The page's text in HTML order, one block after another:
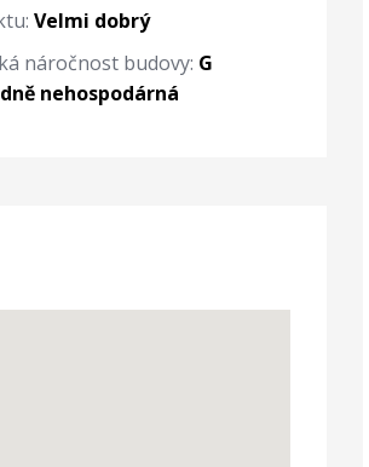
Velmi dobrý
náročnost budovy: G
nehospodárná